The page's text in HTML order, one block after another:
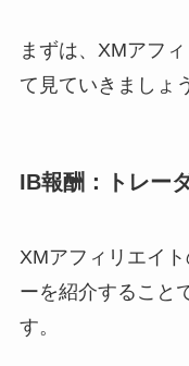
まずは、XMアフ
て見ていきましょ
IB報酬：トレー
XMアフィリエイ
ーを紹介すること
す。